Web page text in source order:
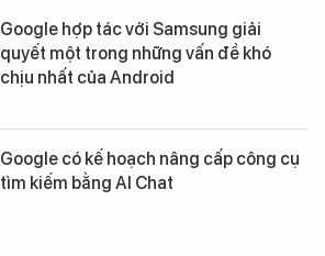
Google hợp tác với Samsung giải
quyết một trong những vấn đề khó
chịu nhất của Android
Google có kế hoạch nâng cấp công cụ
tìm kiếm bằng AI Chat